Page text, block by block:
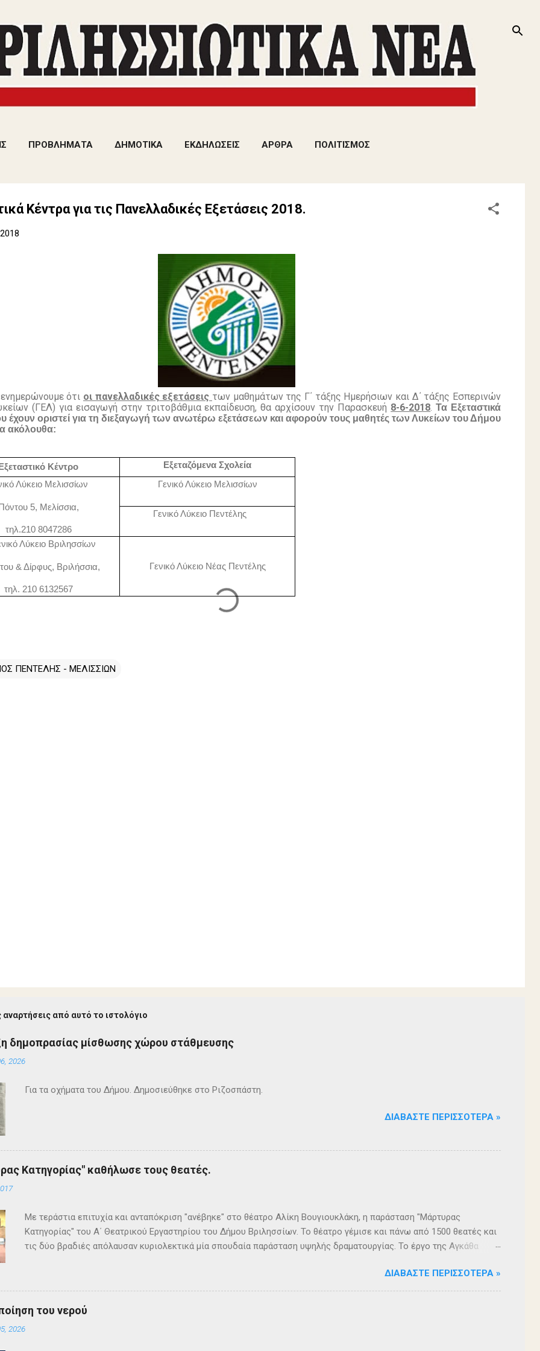
ΠΡΟΒΛΗΜΑΤΑ ΔΗΜΟΤΙΚΑ ΕΚΔΗΛΩΣΕΙΣ ΑΡΘΡΑ ΠΟΛΙΤΙΣΜΟΣ
Κέντρα για τις Πανελλαδικές Εξετάσεις 2018.
ότι οι πανελλαδικές εξετάσεις των μαθημάτων της Γ΄ τάξης Ημερήσιων και Δ΄ τάξης Εσπερινών
(ΓΕΛ) για εισαγωγή στην τριτοβάθμια εκπαίδευση, θα αρχίσουν την Παρασκευή 8-6-2018.Τα Εξεταστικά
έχουν οριστεί για τη διεξαγωγή των ανωτέρω εξετάσεων και αφορούν τους μαθητές των Λυκείων του Δήμου
ακόλουθα:
Κέντρο
Εξεταζόμενα Σχολεία
Λύκειο Μελισσίων
5, Μελίσσια,
τηλ.210 8047286
Γενικό Λύκειο Μελισσίων
Γενικό Λύκειο Πεντέλης
Λύκειο Βριλησσίων
& Δίρφυς, Βριλήσσια,
τηλ. 210 6132567
Γενικό Λύκειο Νέας Πεντέλης
ΠΕΝΤΕΛΗΣ - ΜΕΛΙΣΣΙΩΝ
αναρτήσεις από αυτό το ιστολόγιο
δημοπρασίας μίσθωσης χώρου στάθμευσης
2026
Για τα οχήματα του Δήμου. Δημοσιεύθηκε στο Ριζοσπάστη.
ΔΙΑΒΆΣΤΕ ΠΕΡΙΣΣΌΤΕΡΑ »
Κατηγορίας" καθήλωσε τους θεατές.
Με τεράστια επιτυχία και ανταπόκριση "ανέβηκε" στο θέατρο Αλίκη Βουγιουκλάκη, η παράσταση "Μάρτυρας
Κατηγορίας" του Α΄ Θεατρικού Εργαστηρίου του Δήμου Βριλησσίων. Το θέατρο γέμισε και πάνω από 1500 θεατές και
τις δύο βραδιές απόλαυσαν κυριολεκτικά μία σπουδαία παράσταση υψηλής δραματουργίας. Το έργο της Αγκάθα
ανατροπές και ένα μοναδικό φινάλε που απαντά σε όλα τα ερωτήματα, σημάδεψαν όλους όσους παρακολούθησαν το
έργο και τους έμειναν ανεξίτηλα στη μνήμη τους. Επρόκειτο για μία αναμφισβήτητα δυνατή παράσταση. Με τη
σπουδαία σκηνοθεσία της Τώνιας Σταυροπούλου που επί μακρά σειρά ετών είναι υπεύθυνη του Α΄ Δημοτικού
Θεατρικού Εργαστηρίου. Εξαιρετικές ερμηνείες κατέθεσαν οι ηθοποιοί: Αλέξανδρος Γεωργίου, Αλέξανδρος
Θεοδόσης, Άννα Αλεξανδράκη, Γιάννης Καρτερός, Δήμητρα Χίου, Ευριπίδης Τσαούσογλου, Θοδωρής Σκληρός ,
ΔΙΑΒΆΣΤΕ ΠΕΡΙΣΣΌΤΕΡΑ »
του νερού
2026